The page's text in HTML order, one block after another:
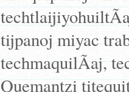
tijpanoj miyac
techmaquilÃ­aj,
Quemantzi